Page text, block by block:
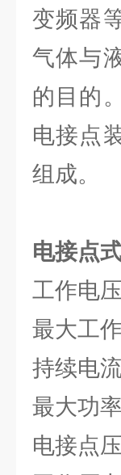
变频器
气体与
的目的
电接点
组成。
电接点
工作电
最大工
持续电
最大功
电接点